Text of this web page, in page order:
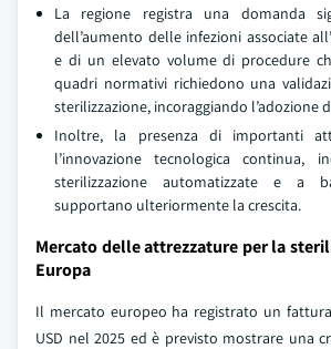
La regione registra una domanda
dell’aumento delle infezioni associate
e di un elevato volume di procedure
quadri normativi richiedono una
sterilizzazione, incoraggiando l’adozione
Inoltre, la presenza di importanti
l’innovazione tecnologica continua,
sterilizzazione automatizzate e a
supportano ulteriormente la crescita.
Mercato delle attrezzature per la
Europa
Il mercato europeo ha registrato un
USD nel 2025 ed è previsto mostrare una